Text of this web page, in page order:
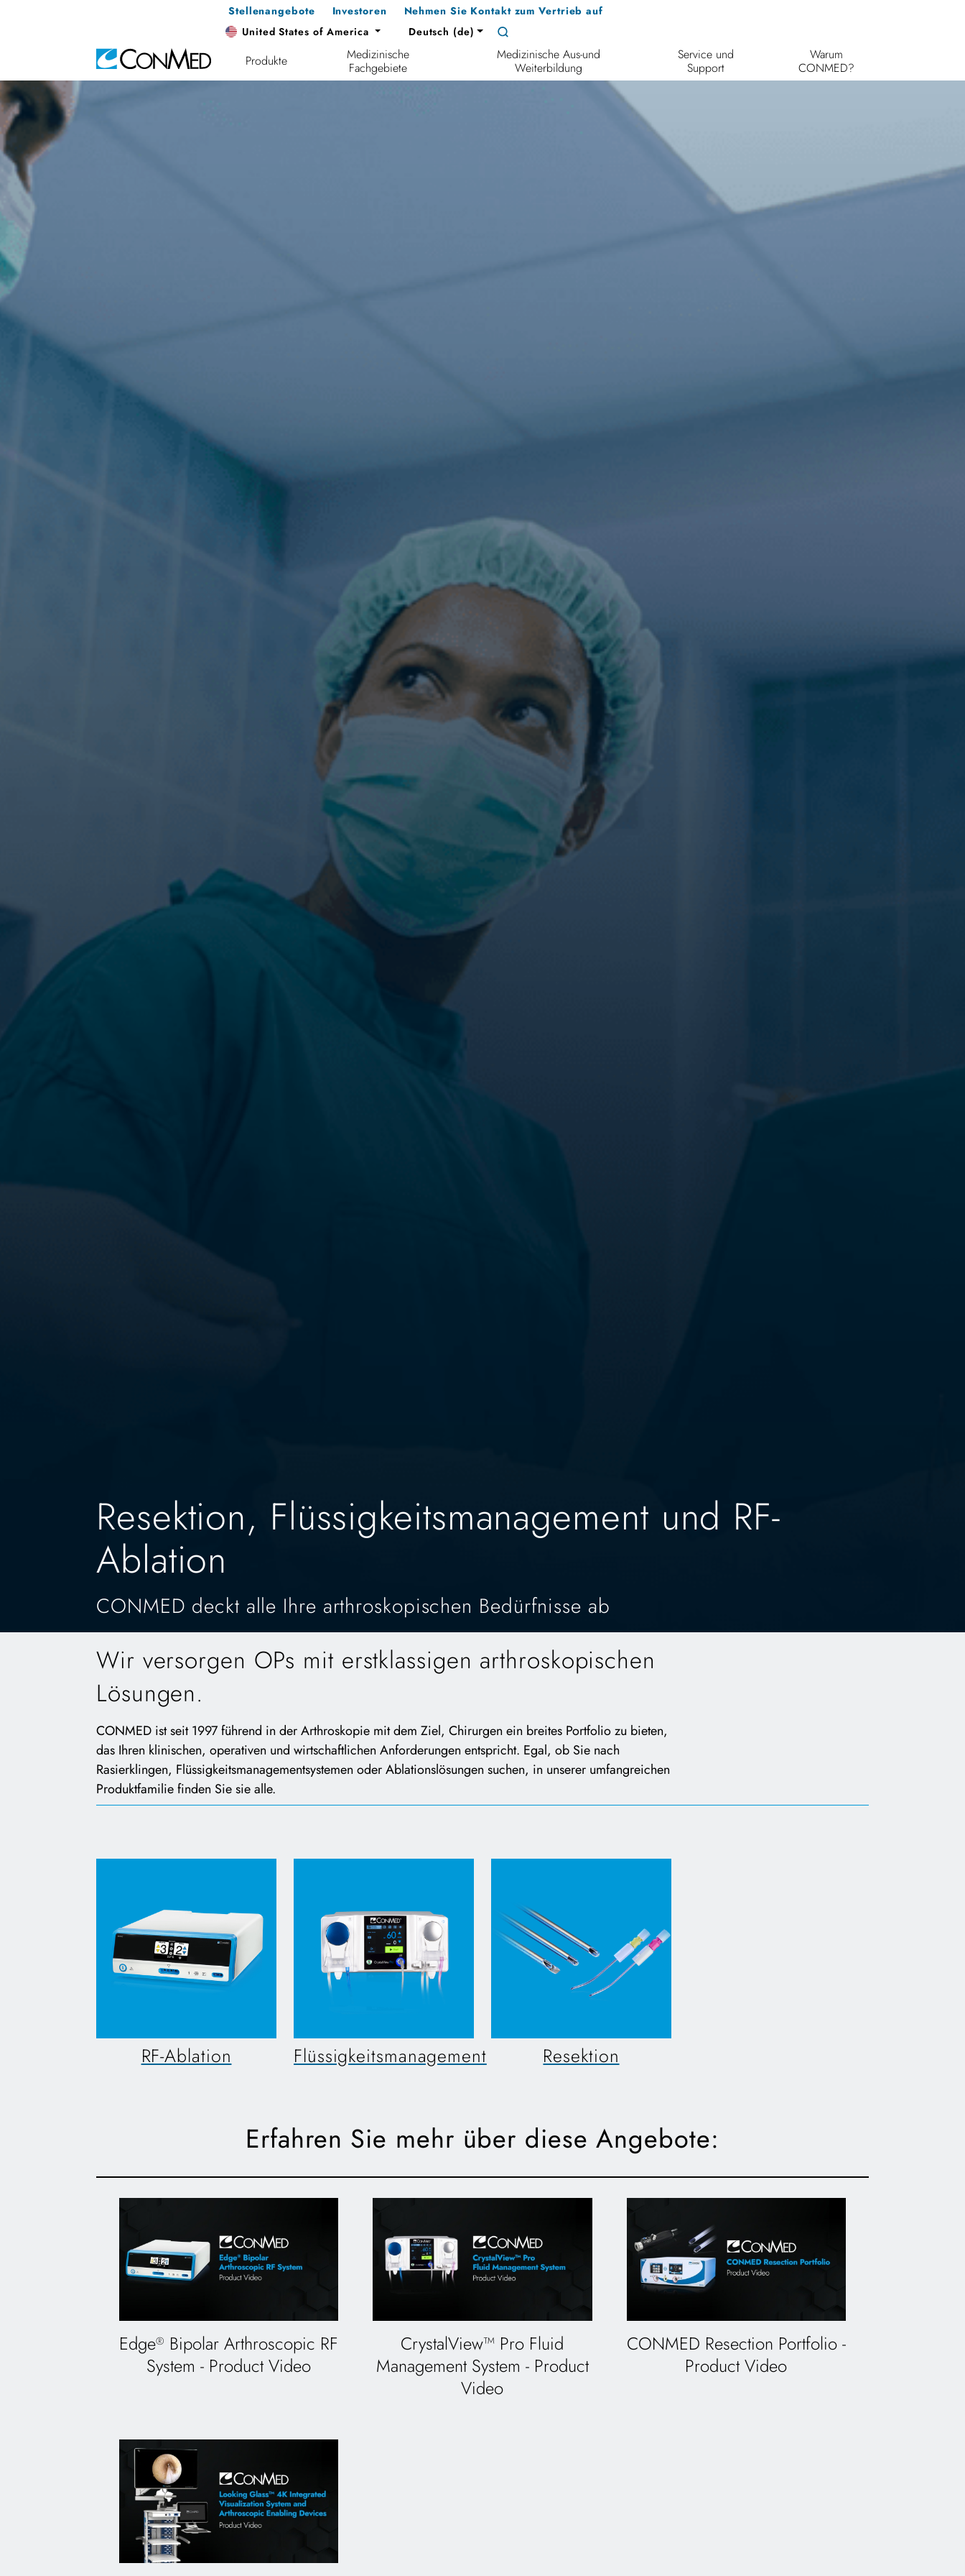
Produkte
Medizinische
Fachgebiete
Medizinische Aus-und
Weiterbildung
Service und
Support
Warum
CONMED?
Stellenangebote Investoren
Nehmen Sie Kontakt zum Vertrieb auf
United States of America
Deutsch (de)
Resektion, Flüssigkeitsmanagement und RF-
Ablation
CONMED deckt alle Ihre arthroskopischen Bedürfnisse ab
Wir versorgen OPs mit erstklassigen arthroskopischen
Lösungen.
CONMED ist seit 1997 führend in der Arthroskopie mit dem Ziel, Chirurgen ein breites Portfolio zu bieten,
das Ihren klinischen, operativen und wirtschaftlichen Anforderungen entspricht. Egal, ob Sie nach
Rasierklingen, Flüssigkeitsmanagementsystemen oder Ablationslösungen suchen, in unserer umfangreichen
Produktfamilie finden Sie sie alle.
RF-Ablation Flüssigkeitsmanagement Resektion
Erfahren Sie mehr über diese Angebote:
Edge® Bipolar Arthroscopic RF
System - Product Video
CrystalView™ Pro Fluid
Management System - Product
Video
CONMED Resection Portfolio -
Product Video